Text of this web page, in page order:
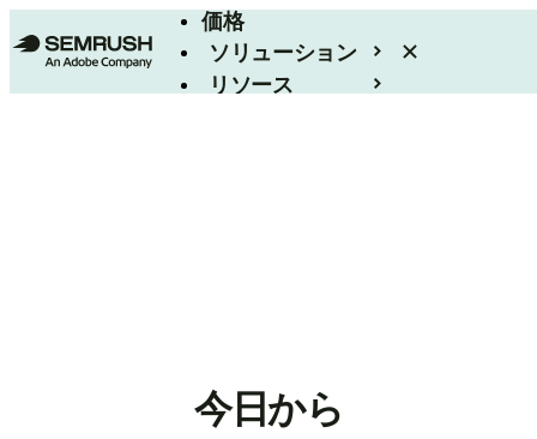
価格
ソリューション
リソース
今日から